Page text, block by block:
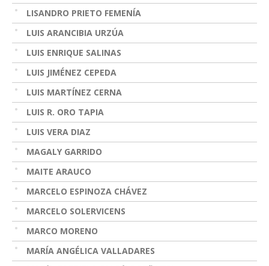
LISANDRO PRIETO FEMENÍA
LUIS ARANCIBIA URZÚA
LUIS ENRIQUE SALINAS
LUIS JIMÉNEZ CEPEDA
LUIS MARTÍNEZ CERNA
LUIS R. ORO TAPIA
LUIS VERA DIAZ
MAGALY GARRIDO
MAITE ARAUCO
MARCELO ESPINOZA CHÁVEZ
MARCELO SOLERVICENS
MARCO MORENO
MARÍA ANGÉLICA VALLADARES